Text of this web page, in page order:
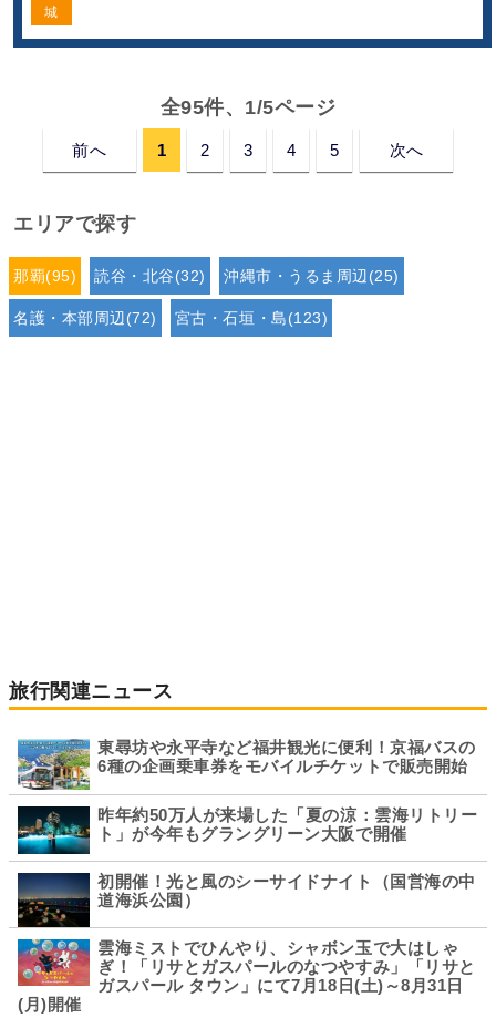
城
全95件、1/5ページ
前へ 1 2 3 4 5 次へ
エリアで探す
那覇(95) 読谷・北谷(32) 沖縄市・うるま周辺(25)
名護・本部周辺(72) 宮古・石垣・島(123)
旅行関連ニュース
東尋坊や永平寺など福井観光に便利！京福バスの
6種の企画乗車券をモバイルチケットで販売開始
昨年約50万人が来場した「夏の涼：雲海リトリー
ト」が今年もグラングリーン大阪で開催
初開催！光と風のシーサイドナイト（国営海の中
道海浜公園）
雲海ミストでひんやり、シャボン玉で大はしゃ
ぎ！「リサとガスパールのなつやすみ」「リサと
ガスパール タウン」にて7月18日(土)～8月31日
(月)開催